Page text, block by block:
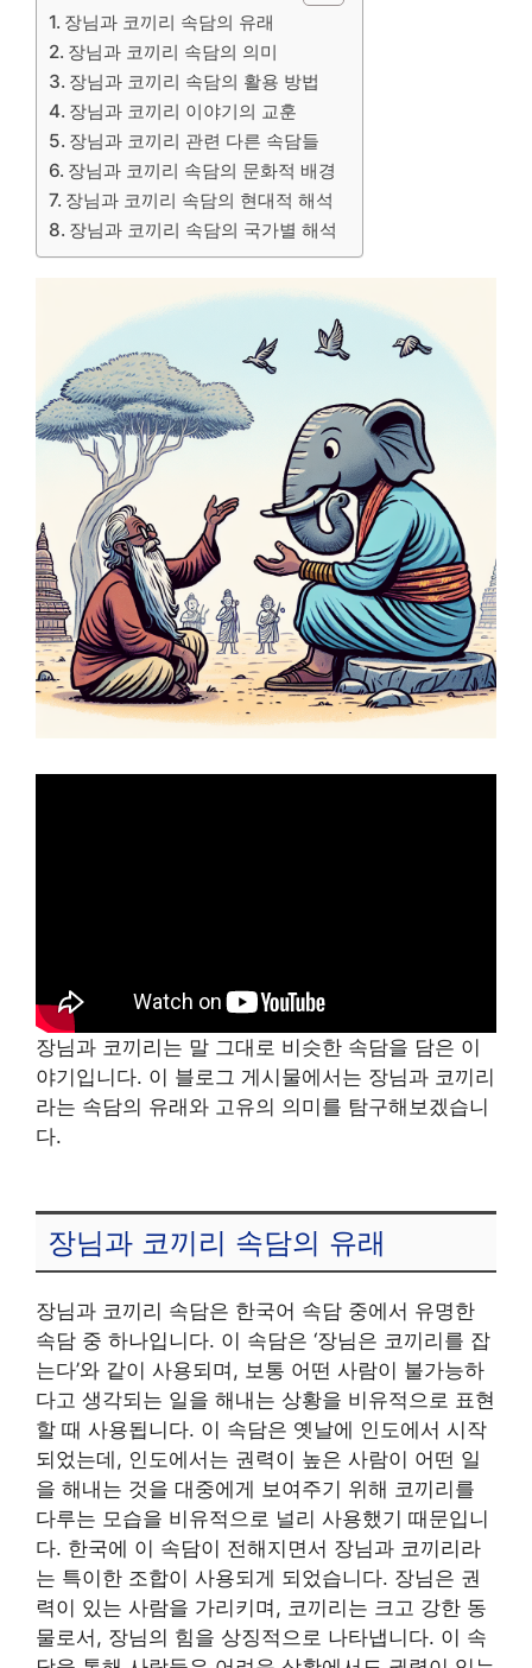
장님과 코끼리 속담의 유래
장님과 코끼리 속담의 의미
장님과 코끼리 속담의 활용 방법
장님과 코끼리 이야기의 교훈
장님과 코끼리 관련 다른 속담들
장님과 코끼리 속담의 문화적 배경
장님과 코끼리 속담의 현대적 해석
장님과 코끼리 속담의 국가별 해석
장님과 코끼리는 말 그대로 비슷한 속담을 담은 이
야기입니다. 이 블로그 게시물에서는 장님과 코끼리
라는 속담의 유래와 고유의 의미를 탐구해보겠습니
다.
장님과 코끼리 속담의 유래
장님과 코끼리 속담은 한국어 속담 중에서 유명한
속담 중 하나입니다. 이 속담은 ‘장님은 코끼리를 잡
는다’와 같이 사용되며, 보통 어떤 사람이 불가능하
다고 생각되는 일을 해내는 상황을 비유적으로 표현
할 때 사용됩니다. 이 속담은 옛날에 인도에서 시작
되었는데, 인도에서는 권력이 높은 사람이 어떤 일
을 해내는 것을 대중에게 보여주기 위해 코끼리를
다루는 모습을 비유적으로 널리 사용했기 때문입니
다. 한국에 이 속담이 전해지면서 장님과 코끼리라
는 특이한 조합이 사용되게 되었습니다. 장님은 권
력이 있는 사람을 가리키며, 코끼리는 크고 강한 동
물로서, 장님의 힘을 상징적으로 나타냅니다. 이 속